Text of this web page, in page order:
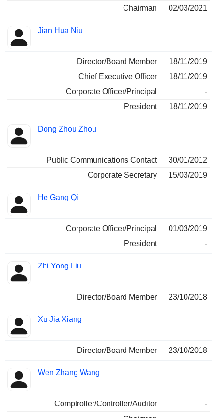
Chairman
02/03/2021
Jian Hua Niu
Director/Board Member
18/11/2019
Chief Executive Officer
18/11/2019
Corporate Officer/Principal
-
President
18/11/2019
Dong Zhou Zhou
Public Communications Contact
30/01/2012
Corporate Secretary
15/03/2019
He Gang Qi
Corporate Officer/Principal
01/03/2019
President
-
Zhi Yong Liu
Director/Board Member 23/10/2018
Xu Jia Xiang
Director/Board Member 23/10/2018
Wen Zhang Wang
Comptroller/Controller/Auditor
-